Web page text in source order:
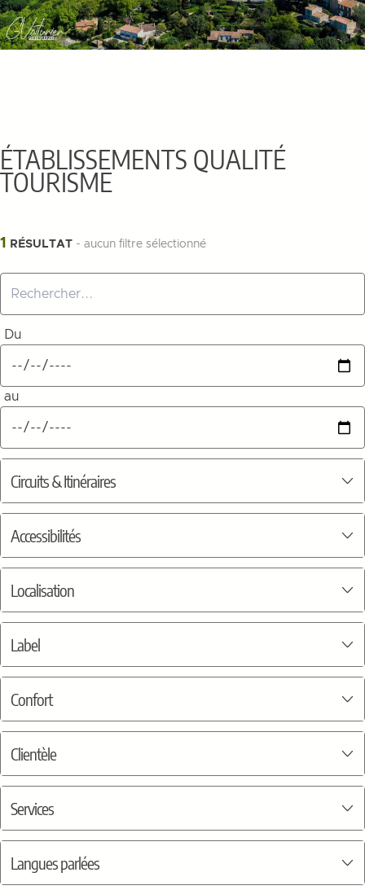
ÉTABLISSEMENTS QUALITÉ
TOURISME
Filtres
1 RÉSULTAT - aucun filtre sélectionné
Rechercher...
Choisir une date de début et de fin
Du
au
Circuits & Itinéraires
Accessibilités
Localisation
Label
Confort
Clientèle
Services
Langues parlées